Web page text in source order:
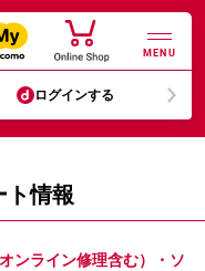
MENU
ログインする
ト情報
ンライン修理含む）・ソ